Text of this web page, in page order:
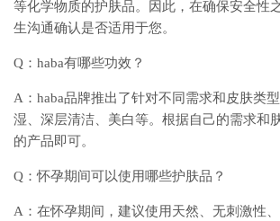
等化学物质的护肤品。因此，在确保安全性
生沟通确认是否适用于您。
Q：haba有哪些功效？
A：haba品牌推出了针对不同需求和皮肤类
湿、深层清洁、美白等。根据自己的需求和
的产品即可。
Q：怀孕期间可以使用哪些护肤品？
A：在怀孕期间，建议使用天然、无刺激性